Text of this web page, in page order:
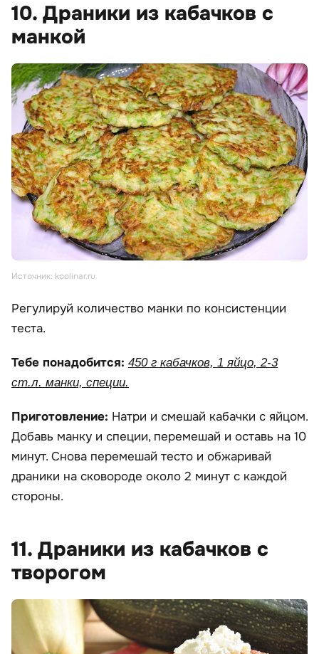
10. Драники из кабачков с
манкой
Источник: koolinar.ru
Регулируй количество манки по консистенции
теста.
Тебе понадобится: 450 г кабачков, 1 яйцо, 2-3
ст.л. манки, специи.
Приготовление: Натри и смешай кабачки с яйцом.
Добавь манку и специи, перемешай и оставь на 10
минут. Снова перемешай тесто и обжаривай
драники на сковороде около 2 минут с каждой
стороны.
11. Драники из кабачков с
творогом